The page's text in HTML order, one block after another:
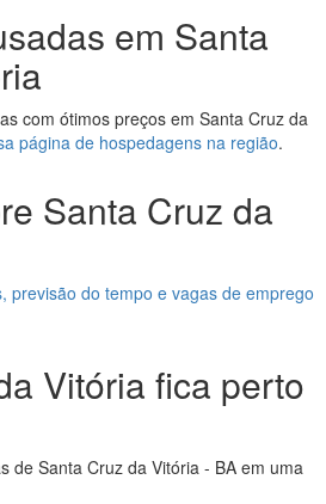
em Santa
com ótimos preços em Santa Cruz da
página de hospedagens na região.
Santa Cruz da
previsão do tempo e vagas de emprego
Vitória fica perto
de Santa Cruz da Vitória - BA em uma